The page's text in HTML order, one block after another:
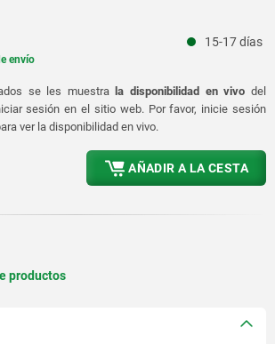
15-17 días
envío
se les muestrala disponibilidad en vivo del
sesión en el sitio web. Por favor, inicie sesión
ver la disponibilidad en vivo.
AÑADIR A LA CESTA
productos